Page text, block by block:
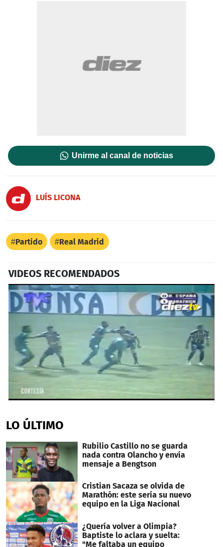
Unirme al canal de noticias
LUÍS LICONA
Partido Real Madrid
VIDEOS RECOMENDADOS
of
1
3
seconds
LO ÚLTIMO
Rubilio Castillo no se guarda
nada contra Olancho y envía
mensaje a Bengtson
Cristian Sacaza se olvida de
Marathón: este sería su nuevo
equipo en la Liga Nacional
¿Quería volver a Olimpia?
Baptiste lo aclara y suelta:
"Me faltaba un equipo